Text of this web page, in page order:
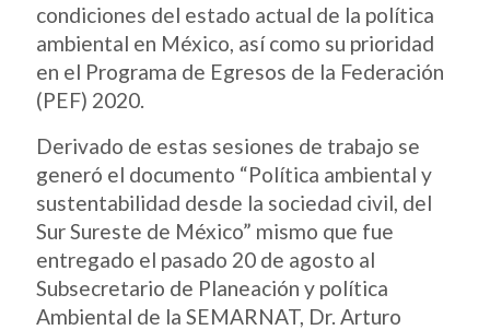
condiciones del estado actual de la política
ambiental en México, así como su prioridad
en el Programa de Egresos de la Federación
(PEF) 2020.
Derivado de estas sesiones de trabajo se
generó el documento “Política ambiental y
sustentabilidad desde la sociedad civil, del
Sur Sureste de México” mismo que fue
entregado el pasado 20 de agosto al
Subsecretario de Planeación y política
Ambiental de la SEMARNAT, Dr. Arturo